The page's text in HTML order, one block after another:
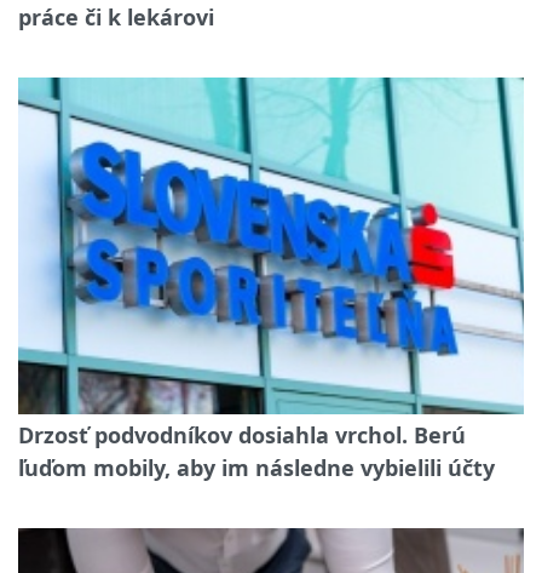
práce či k lekárovi
Drzosť podvodníkov dosiahla vrchol. Berú
ľuďom mobily, aby im následne vybielili účty